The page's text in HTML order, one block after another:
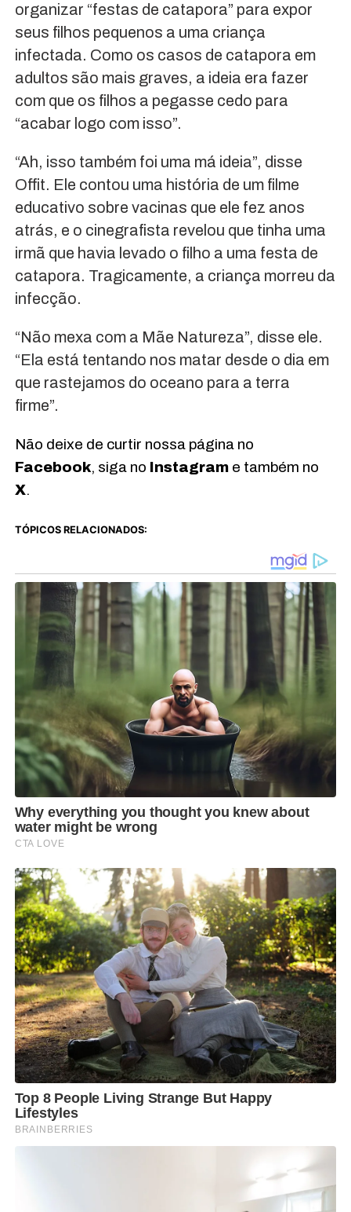
organizar “festas de catapora” para expor
seus filhos pequenos a uma criança
infectada. Como os casos de catapora em
adultos são mais graves, a ideia era fazer
com que os filhos a pegasse cedo para
“acabar logo com isso”.
“Ah, isso também foi uma má ideia”, disse
Offit. Ele contou uma história de um filme
educativo sobre vacinas que ele fez anos
atrás, e o cinegrafista revelou que tinha uma
irmã que havia levado o filho a uma festa de
catapora. Tragicamente, a criança morreu da
infecção.
“Não mexa com a Mãe Natureza”, disse ele.
“Ela está tentando nos matar desde o dia em
que rastejamos do oceano para a terra
firme”.
Não deixe de curtir nossa página no
Facebook, siga no Instagrame também no
X.
TÓPICOS RELACIONADOS: